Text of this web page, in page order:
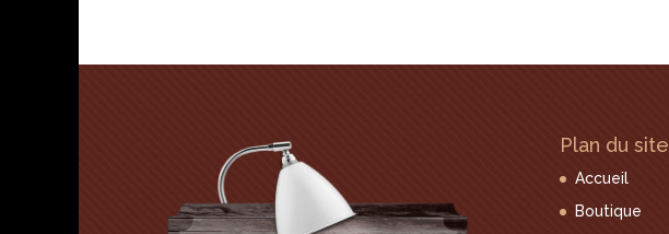
Plan du site
Accueil
Boutique